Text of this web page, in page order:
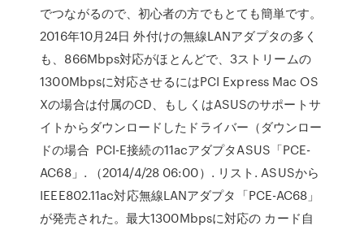
でつながるので、初心者の方でもとても簡単です。
2016年10月24日 外付けの無線LANアダプタの多く
も、866Mbps対応がほとんどで、3ストリームの
1300Mbpsに対応させるにはPCI Express Mac OS
Xの場合は付属のCD、もしくはASUSのサポートサ
イトからダウンロードしたドライバー（ダウンロー
ドの場合 PCI-E接続の11acアダプタASUS「PCE-
AC68」. （2014/4/28 06:00）. リスト. ASUSから
IEEE802.11ac対応無線LANアダプタ「PCE-AC68」
が発売された。最大1300Mbpsに対応の カード自